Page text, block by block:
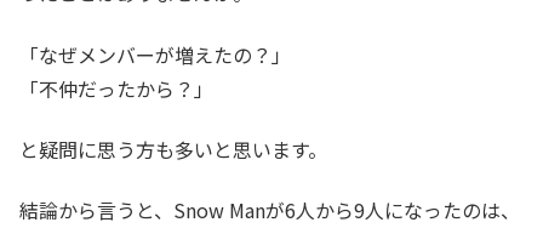
「なぜメンバーが増えたの？」
「不仲だったから？」
と疑問に思う方も多いと思います。
結論から言うと、Snow Manが6人から9人になったのは、